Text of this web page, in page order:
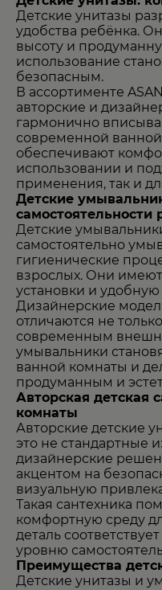
Детские унитазы
удобства ребёнка.
высоту и
использование
безопасным.
В ассортименте
авторские и
гармонично
современной
обеспечивают
использовании и
применения, так и
Детские
самостоятельности
Детские
самостоятельно
гигиенические
взрослых. Они
установки и
Дизайнерские
отличаются не
современным
умывальники
ванной комнаты и
продуманным и
Авторская детская
комнаты
Авторские детские
это не стандартные
дизайнерские
акцентом на
визуальную
Такая сантехника
комфортную среду
деталь
уровню
Преимущества
Детские унитазы и